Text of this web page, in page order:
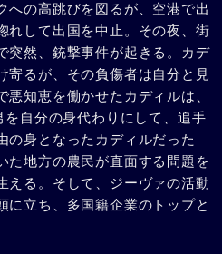
への高跳びを図るが、空港で出
れして出国を中止。その夜、街
突然、銃撃事件が起きる。カデ
寄るが、その負傷者は自分と見
知恵を働かせたカディルは、
を自分の身代わりにして、追手
の身となったカディルだった
た地方の農民が直面する問題を
える。そして、ジーヴァの活動
に立ち、多国籍企業のトップと